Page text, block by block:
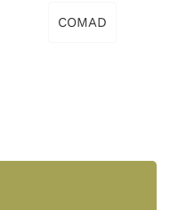
COMAD